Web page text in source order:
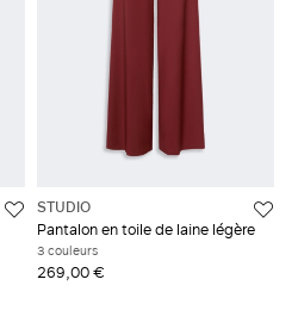
STUDIO
Pantalon en toile de laine légère
3 couleurs
269,00 €